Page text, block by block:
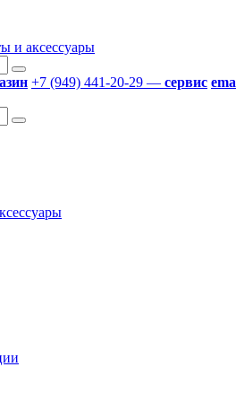
+7 (949) 441-20-29 — сервис